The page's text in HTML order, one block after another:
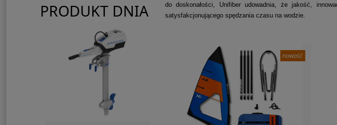
PRODUKT DNIA
do doskonałości, Unifiber udowadnia, że jakość,
satysfakcjonującego spędzania czasu na wodzie.
nowość